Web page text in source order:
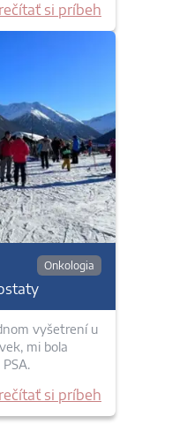
si príbeh
Onkologia
vyšetrení u
mi bola
si príbeh